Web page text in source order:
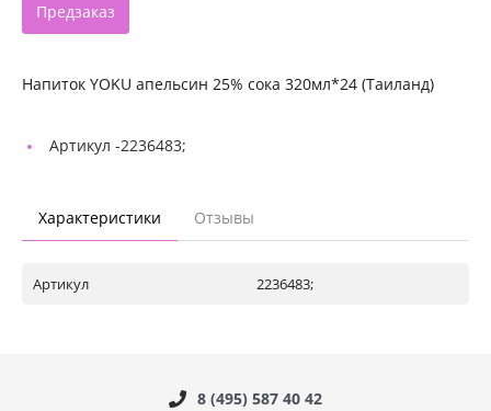
Предзаказ
Напиток YOKU апельсин 25% сока 320мл*24 (Таиланд)
Артикул -2236483;
Характеристики Отзывы
Артикул 2236483;
8 (495) 587 40 42